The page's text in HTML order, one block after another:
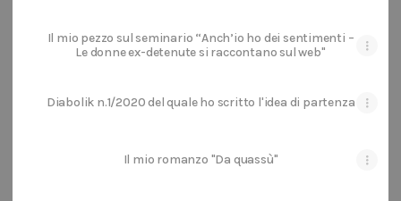
Il mio pezzo sul seminario “Anch’io ho dei sentimenti –
Le donne ex-detenute si raccontano sul web"
Diabolik n.1/2020 del quale ho scritto l'idea di partenza
Il mio romanzo "Da quassù"